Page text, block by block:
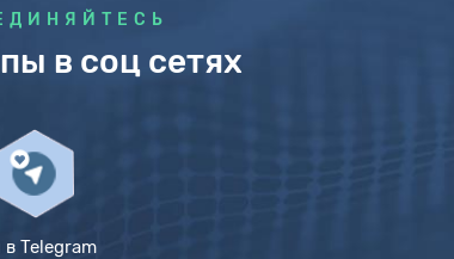
в соц сетях
Telegram